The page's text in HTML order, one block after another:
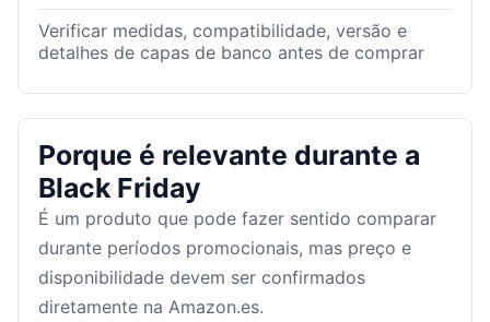
Verificar medidas, compatibilidade, versão e
detalhes de capas de banco antes de comprar
Porque é relevante durante a
Black Friday
É um produto que pode fazer sentido comparar
durante períodos promocionais, mas preço e
disponibilidade devem ser confirmados
diretamente na Amazon.es.